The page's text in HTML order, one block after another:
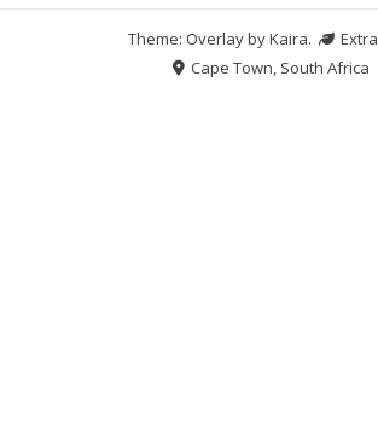
Theme: Overlay byKaira.
Cape Town, South Africa